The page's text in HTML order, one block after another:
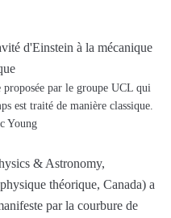
proposée par le groupe UCL qui
est traité de manière classique.
Young
& Astronomy,
théorique, Canada) a
par la courbure de